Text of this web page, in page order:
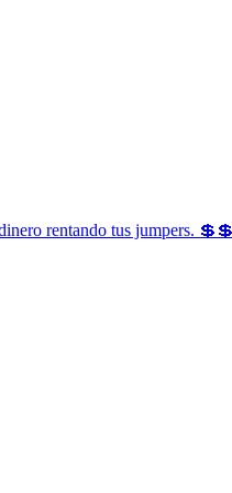
rentando tus jumpers.